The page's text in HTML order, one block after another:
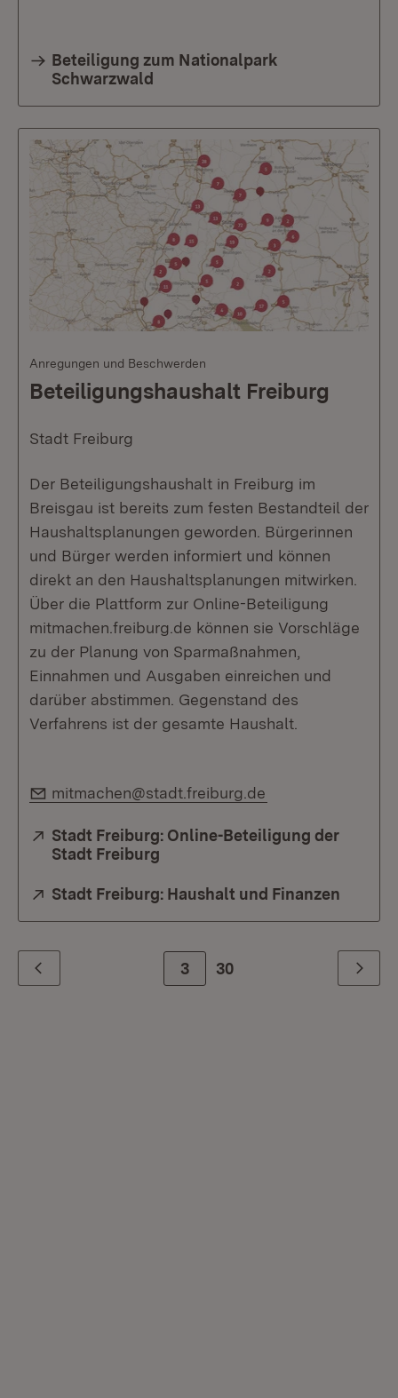
Beteiligung zum Nationalpark
Schwarzwald
Anregungen und Beschwerden
Beteiligungshaushalt Freiburg
Stadt Freiburg
Der Beteiligungshaushalt in Freiburg im
Breisgau ist bereits zum festen Bestandteil der
Haushaltsplanungen geworden. Bürgerinnen
und Bürger werden informiert und können
direkt an den Haushaltsplanungen mitwirken.
Über die Plattform zur Online-Beteiligung
mitmachen.freiburg.de können sie Vorschläge
zu der Planung von Sparmaßnahmen,
Einnahmen und Ausgaben einreichen und
darüber abstimmen. Gegenstand des
Verfahrens ist der gesamte Haushalt.
E-Mail:
mitmachen@stadt.freiburg.de
Extern:
Stadt Freiburg: Online-Beteiligung der
Stadt Freiburg
Extern:
Stadt Freiburg: Haushalt und Finanzen
Zurück Zur Seite
3 30 Weiter